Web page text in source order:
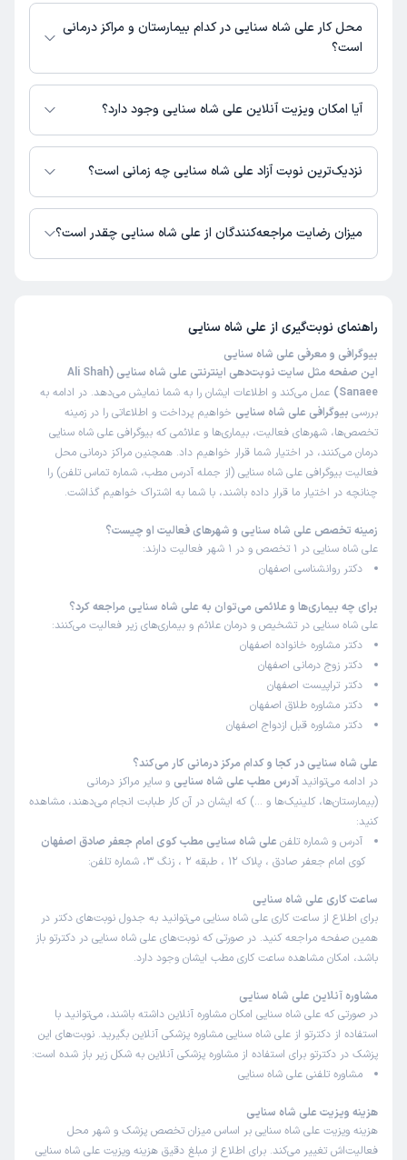
حاضر در این صفحه ثبت نشده است.
محل کار علی شاه سنایی در کدام بیمارستان و مراکز درمانی
است؟
اطلاعاتی درباره محل فعالیت علی شاه سنایی در مراکز درمانی در دسترس نیست.
آیا امکان ویزیت آنلاین علی شاه سنایی وجود دارد؟
در حال حاضر علی شاه سنایی مشاوره پزشکی تلفنی فعال دارند.
نزدیک‌ترین نوبت آزاد علی شاه سنایی چه زمانی است؟
علی شاه سنایی از روز یکشنبه 18 مرداد 1405 بیمار جدید می‌پذیرند.
میزان رضایت مراجعه‌کنندگان از علی شاه سنایی چقدر است؟
راهنمای نوبت‌گیری از علی شاه سنایی
بیوگرافی و معرفی علی شاه سنایی
این صفحه مثل سایت نوبت‌دهی اینترنتی علی شاه سنایی (Ali Shah
Sanaee)
عمل می‌کند و اطلاعات ایشان را به شما نمایش می‌دهد. در ادامه به
بررسی بیوگرافی علی شاه سنایی خواهیم پرداخت و اطلاعاتی را در زمینه
تخصص‌ها، شهرهای فعالیت، بیماری‌ها و علائمی که بیوگرافی علی شاه سنایی
درمان می‌کنند، در اختیار شما قرار خواهیم داد. همچنین مراکز درمانی محل
فعالیت بیوگرافی علی شاه سنایی (از جمله آدرس مطب، شماره تماس تلفن) را
چنانچه در اختیار ما قرار داده باشند، با شما به اشتراک خواهیم گذاشت.
زمینه تخصص علی شاه سنایی و شهرهای فعالیت او چیست؟
علی شاه سنایی در 1 تخصص و در 1 شهر فعالیت دارند:
دکتر روانشناسی اصفهان
برای چه بیماری‌ها و علائمی می‌توان به علی شاه سنایی مراجعه کرد؟
علی شاه سنایی در تشخیص و درمان علائم و بیماری‌های زیر فعالیت می‌کنند:
دکتر مشاوره خانواده اصفهان
دکتر زوج درمانی اصفهان
دکتر تراپیست اصفهان
دکتر مشاوره طلاق اصفهان
دکتر مشاوره قبل ازدواج اصفهان
علی شاه سنایی در کجا و کدام مرکز درمانی کار می‌کند؟
در ادامه می‌توانید آدرس مطب علی شاه سنایی و سایر مراکز درمانی
(بیمارستان‌ها، کلینیک‌ها و …) که ایشان در آن کار طبابت انجام می‌دهند، مشاهده
کنید:
آدرس و شماره تلفن علی شاه سنایی مطب کوی امام جعفر صادق اصفهان
کوی امام جعفر صادق ، پلاک 12 ، طبقه 2 ، زنگ 3، شماره تلفن:
ساعت کاری علی شاه سنایی
برای اطلاع از ساعت کاری علی شاه سنایی می‌توانید به جدول نوبت‌های دکتر در
همین صفحه مراجعه کنید. در صورتی که نوبت‌های علی شاه سنایی در دکترتو باز
باشد، امکان مشاهده ساعت کاری مطب ایشان وجود دارد.
مشاوره آنلاین علی شاه سنایی
در صورتی که علی شاه سنایی امکان مشاوره آنلاین داشته باشند، می‌توانید با
استفاده از دکترتو از علی شاه سنایی مشاوره پزشکی آنلاین بگیرید. نوبت‌های این
پزشک در دکترتو برای استفاده از مشاوره پزشکی آنلاین به شکل زیر باز شده است:
مشاوره تلفنی علی شاه سنایی
هزینه ویزیت علی شاه سنایی
هزینه ویزیت علی شاه سنایی بر اساس میزان تخصص پزشک و شهر محل
فعالیت‌اش تغییر می‌کند. برای اطلاع از مبلغ دقیق هزینه ویزیت علی شاه سنایی